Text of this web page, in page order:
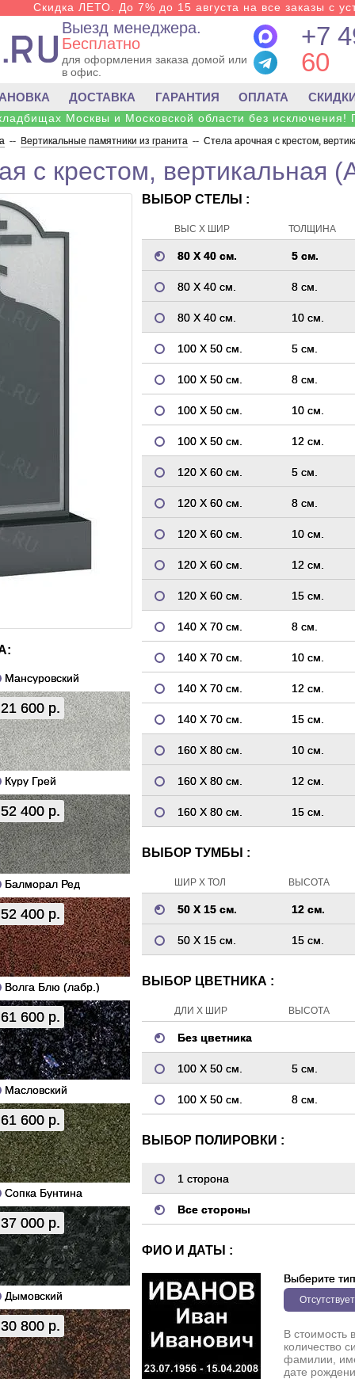
Скидка ЛЕТО. До 7% до 15 августа на все заказы с
Выезд менеджера.
Бесплатно
для оформления заказа домой или
в офис.
+7
60
ДОСТАВКА ГАРАНТИЯ ОПЛАТА
Москвы и Московской области без исключения!
-- Вертикальные памятники из гранита -- Стела арочная с крестом,
с крестом, вертикальная
Мансуровский
21 600 р.
Куру Грей
52 400 р.
Балморал Ред
52 400 р.
Волга Блю (лабр.)
61 600 р.
Масловский
61 600 р.
Сопка Бунтина
37 000 р.
Дымовский
30 800 р.
ВЫБОР СТЕЛЫ :
ВЫС Х ШИР ТОЛЩИНА
80 Х 40 см. 5 см.
80 Х 40 см. 8 см.
80 Х 40 см. 10 см.
100 Х 50 см. 5 см.
100 Х 50 см. 8 см.
100 Х 50 см. 10 см.
100 Х 50 см. 12 см.
120 Х 60 см. 5 см.
120 Х 60 см. 8 см.
120 Х 60 см. 10 см.
120 Х 60 см. 12 см.
120 Х 60 см. 15 см.
140 Х 70 см. 8 см.
140 Х 70 см. 10 см.
140 Х 70 см. 12 см.
140 Х 70 см. 15 см.
160 Х 80 см. 10 см.
160 Х 80 см. 12 см.
160 Х 80 см. 15 см.
ВЫБОР ТУМБЫ :
ШИР Х ТОЛ ВЫСОТА
50 Х 15 см. 12 см.
50 Х 15 см. 15 см.
ВЫБОР ЦВЕТНИКА :
ДЛИ Х ШИР ВЫСОТА
Без цветника
100 Х 50 см. 5 см.
100 Х 50 см. 8 см.
ВЫБОР ПОЛИРОВКИ :
1 сторона
Все стороны
ФИО И ДАТЫ :
Выберите тип
Отсутствует
В стоимость
количество
фамилии,
дате